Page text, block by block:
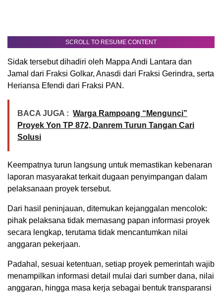
SCROLL TO RESUME CONTENT
Sidak tersebut dihadiri oleh Mappa Andi Lantara dan
Jamal dari Fraksi Golkar, Anasdi dari Fraksi Gerindra, serta
Heriansa Efendi dari Fraksi PAN.
BACA JUGA : Warga Rampoang “Mengunci”
Proyek Yon TP 872, Danrem Turun Tangan Cari
Solusi
Keempatnya turun langsung untuk memastikan kebenaran
laporan masyarakat terkait dugaan penyimpangan dalam
pelaksanaan proyek tersebut.
Dari hasil peninjauan, ditemukan kejanggalan mencolok:
pihak pelaksana tidak memasang papan informasi proyek
secara lengkap, terutama tidak mencantumkan nilai
anggaran pekerjaan.
Padahal, sesuai ketentuan, setiap proyek pemerintah wajib
menampilkan informasi detail mulai dari sumber dana, nilai
anggaran, hingga masa kerja sebagai bentuk transparansi